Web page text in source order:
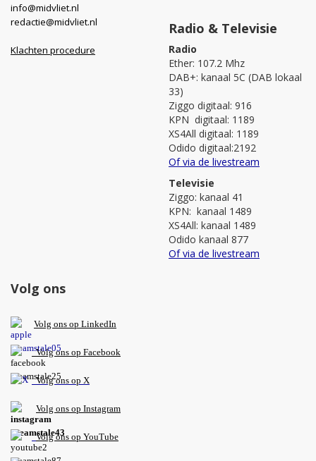
info@midvliet.nl
redactie@midvliet.nl
Klachten procedure
Radio & Televisie
Radio
Ether: 107.2 Mhz
DAB+: kanaal 5C (DAB lokaal
33)
Ziggo digitaal: 916
KPN digitaal: 1189
XS4All digitaal: 1189
Odido digitaal:2192
Of via de livestream
Televisie
Ziggo: kanaal 41
KPN: kanaal 1489
XS4All: kanaal 1489
Odido kanaal 877
Of via de livestream
Volg ons
Volg ons op LinkedIn
Volg ons op Facebook
Volg ons op X
Volg ons op Instagram
Volgons op YouTube